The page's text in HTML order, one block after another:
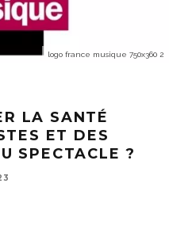
logo france musique 750x360 2
LA SANTÉ
ET DES
SPECTACLE ?